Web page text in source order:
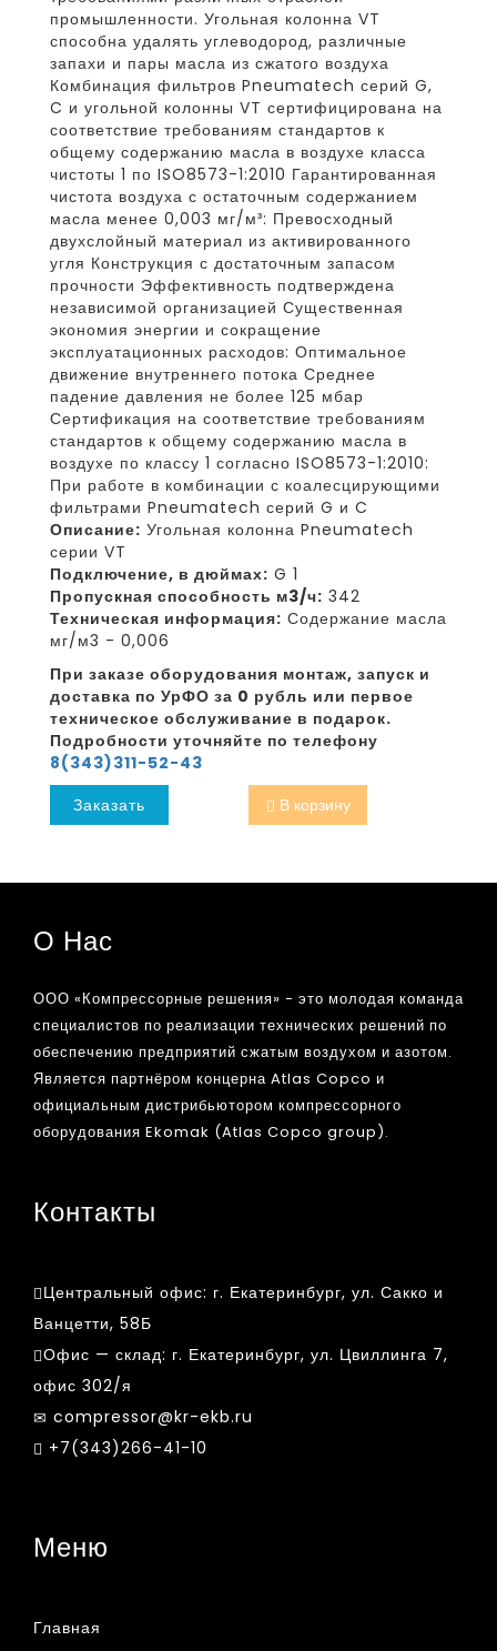
промышленности. Угольная колонна VT
способна удалять углеводород, различные
запахи и пары масла из сжатого воздуха
Комбинация фильтров Pneumatech серий G,
C и угольной колонны VT сертифицирована на
соответствие требованиям стандартов к
общему содержанию масла в воздухе класса
чистоты 1 по ISO8573-1:2010 Гарантированная
чистота воздуха с остаточным содержанием
масла менее 0,003 мг/м³: Превосходный
двухслойный материал из активированного
угля Конструкция с достаточным запасом
прочности Эффективность подтверждена
независимой организацией Существенная
экономия энергии и сокращение
эксплуатационных расходов: Оптимальное
движение внутреннего потока Среднее
падение давления не более 125 мбар
Сертификация на соответствие требованиям
стандартов к общему содержанию масла в
воздухе по классу 1 согласно ISO8573-1:2010:
При работе в комбинации с коалесцирующими
фильтрами Pneumatech серий G и C
Описание: Угольная колонна Pneumatech
серии VT
Подключение, в дюймах: G 1
Пропускная способность м3/ч: 342
Техническая информация: Содержание масла
мг/м3 - 0,006
При заказе оборудования монтаж, запуск и
доставка по УрФО за 0 рубль или первое
техническое обслуживание в подарок.
Подробности уточняйте по телефону
8(343)311-52-43
Заказать
В корзину
О Нас
ООО «Компрессорные решения» - это молодая команда
специалистов по реализации технических решений по
обеспечению предприятий сжатым воздухом и азотом.
Является партнёром концерна Atlas Copco и
официальным дистрибьютором компрессорного
оборудования Ekomak (Atlas Copco group).
Контакты
Центральный офис: г. Екатеринбург, ул. Сакко и
Ванцетти, 58Б
Офис — склад: г. Екатеринбург, ул. Цвиллинга 7,
офис 302/я
compressor@kr-ekb.ru
+7(343)266-41-10
Меню
Главная